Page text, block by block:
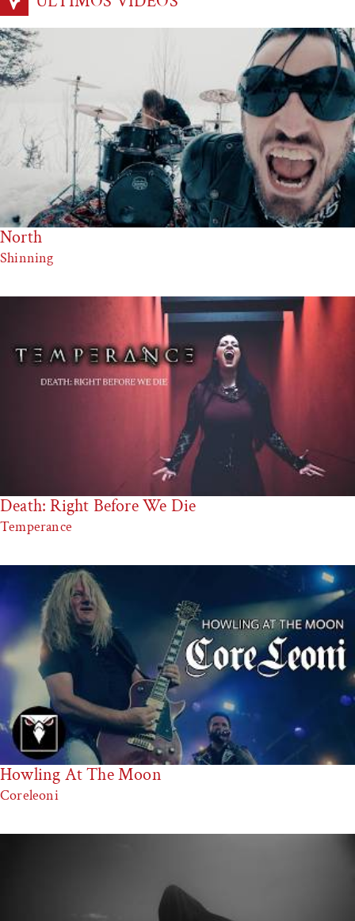
North
Shinning
Death: Right Before We Die
Temperance
Howling At The Moon
Coreleoni